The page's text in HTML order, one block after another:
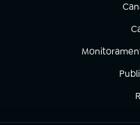
(abre em